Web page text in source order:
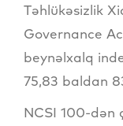
Təhlükəsizlik
Governance
beynəlxalq
75,83 baldan
NCSI 100-dən